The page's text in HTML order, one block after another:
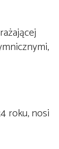
roku, nosi